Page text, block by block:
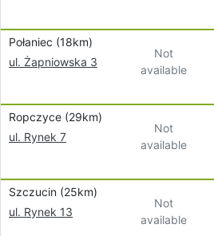
Połaniec (18km)
ul. Żapniowska 3
Not
available
Ropczyce (29km)
ul. Rynek 7
Not
available
Szczucin (25km)
ul. Rynek 13
Not
available